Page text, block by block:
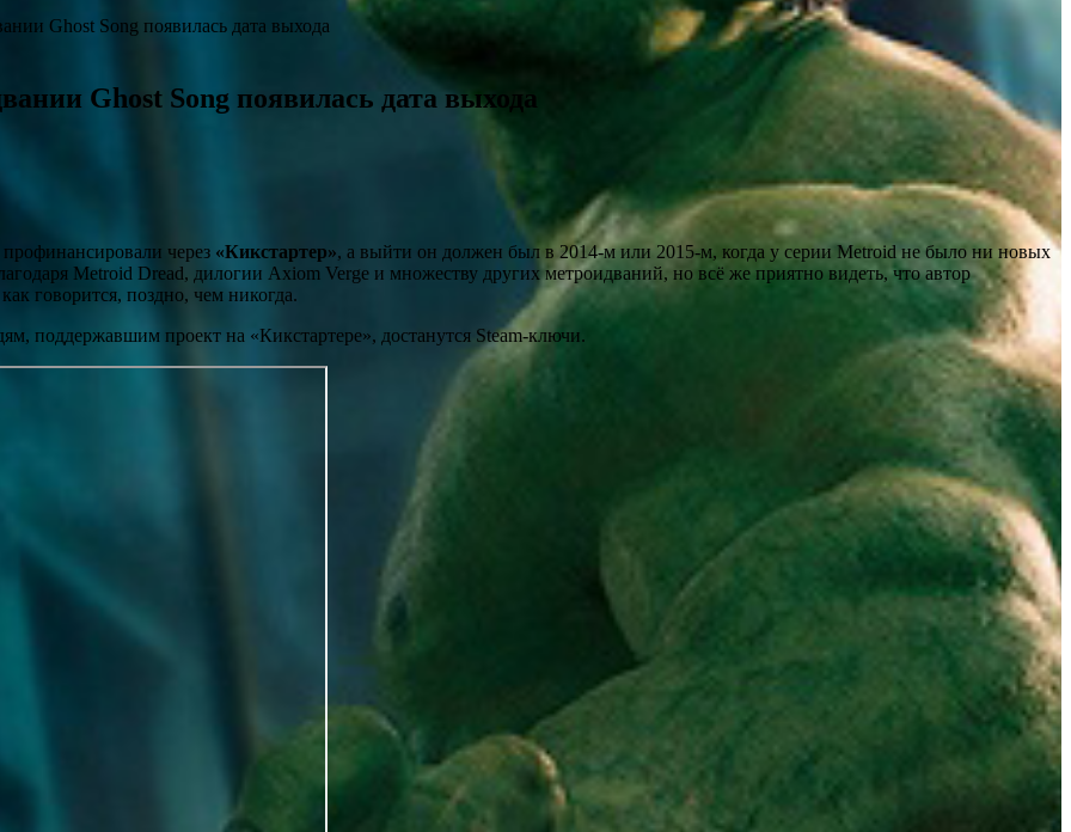
Ghost Song появилась дата выхода
Ghost Song появилась дата выхода
профинансировали через «Кикстартер», а выйти он должен был в 2014-м или 2015-м, когда у серии Metroid не было ни новых
Metroid Dread, дилогии Axiom Verge и множеству других метроидваний, но всё же приятно видеть, что автор
говорится, поздно, чем никогда.
поддержавшим проект на «Кикстартере», достанутся Steam-ключи.